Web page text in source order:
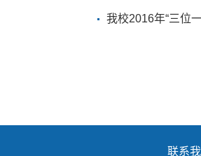
我校2016年“三位
联系